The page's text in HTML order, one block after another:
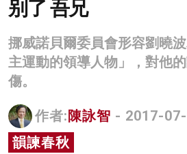
商業
科技
影片
名家榜
别了 吾兄
挪威諾貝爾委員會形容劉曉
主運動的領導人物」，對他
傷。
作者: 陳詠智 - 2017-
韻諫春秋